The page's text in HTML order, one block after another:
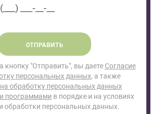
ОТПРАВИТЬ
"Отправить", вы даете Согласие
персональных данных, а также
обработку персональных данных
программами в порядке и на условиях
обработки персональных данных.